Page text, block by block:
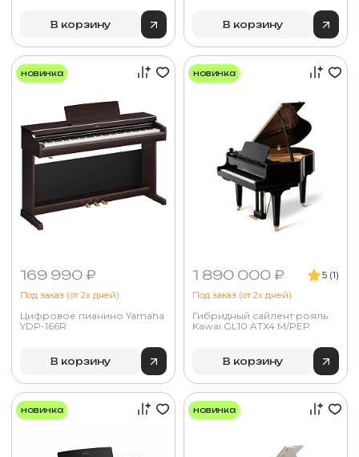
В корзину В корзину
новинка
169 990 ₽
Под заказ (от 2х дней)
Цифровое пианино Yamaha
YDP-166R
В корзину
новинка
1 890 000 ₽ 5 (1)
Под заказ (от 2х дней)
Гибридный сайлент рояль
Kawai GL10 ATX4 M/PEP
В корзину
новинка новинка